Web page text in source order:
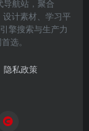
航站，聚合
计素材、学习平
擎搜索与生产力
选。
隐私政策